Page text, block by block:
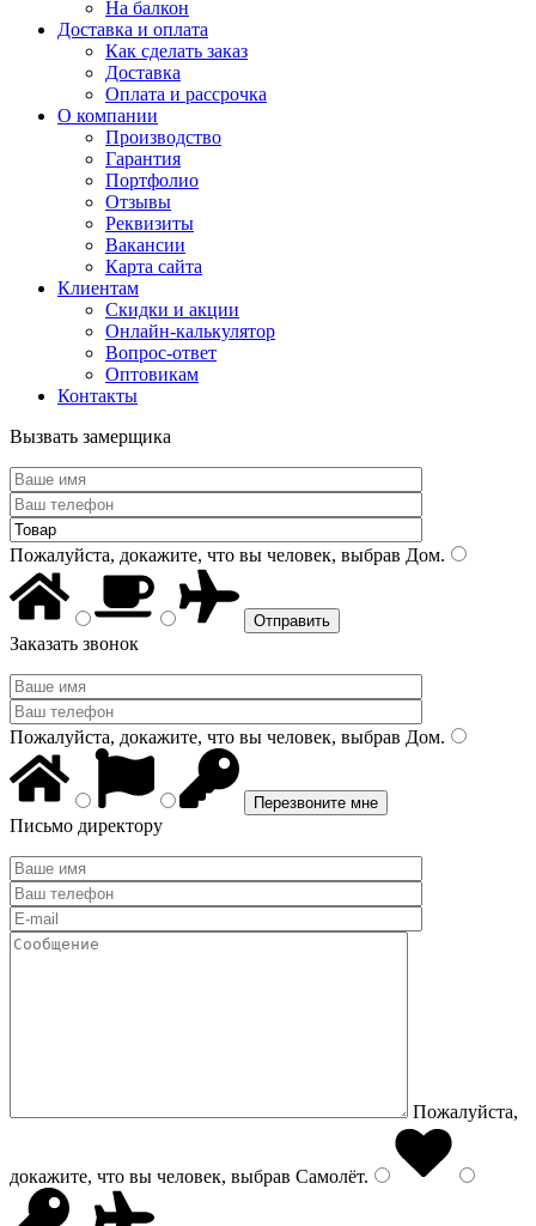
На балкон
Доставка и оплата
Как сделать заказ
Доставка
Оплата и рассрочка
О компании
Производство
Гарантия
Портфолио
Отзывы
Реквизиты
Вакансии
Карта сайта
Клиентам
Скидки и акции
Онлайн-калькулятор
Вопрос-ответ
Оптовикам
Контакты
Вызвать замерщика
Пожалуйста, докажите, что вы человек, выбрав Дом.
Заказать звонок
Пожалуйста, докажите, что вы человек, выбрав Дом.
Письмо директору
Пожалуйста,
докажите, что вы человек, выбрав Самолёт.